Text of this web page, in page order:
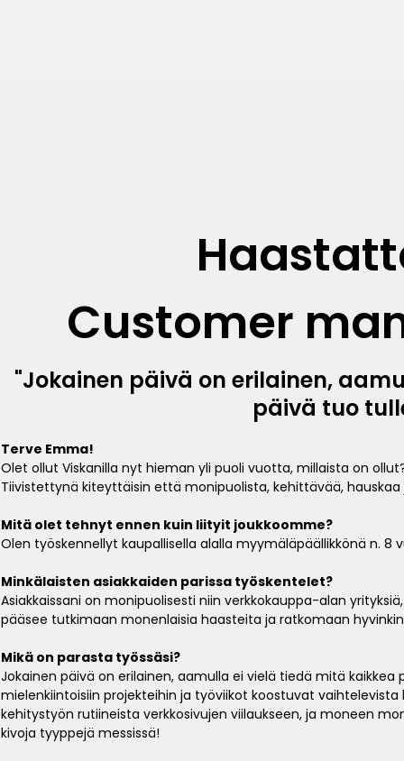
Customer
"Jokainen päivä on erilainen,
päivä tuo
Terve Emma!
Olet ollut Viskanilla nyt hieman yli puoli vuotta, millaista on
Tiivistettynä kiteyttäisin että monipuolista, kehittävää,
Mitä olet tehnyt ennen kuin liityit joukkoomme?
Olen työskennellyt kaupallisella alalla myymäläpäällikkönä n.
Minkälaisten asiakkaiden parissa työskentelet?
Asiakkaissani on monipuolisesti niin verkkokauppa-alan
pääsee tutkimaan monenlaisia haasteita ja ratkomaan
Mikä on parasta työssäsi?
Jokainen päivä on erilainen, aamulla ei vielä tiedä mitä
mielenkiintoisiin projekteihin ja työviikot koostuvat
kehitystyön rutiineista verkkosivujen viilaukseen, ja moneen
kivoja tyyppejä messissä!